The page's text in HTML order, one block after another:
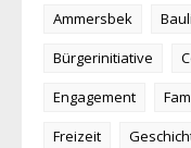
Ammersbek
Bürgerinitiative
Engagement
Freizeit